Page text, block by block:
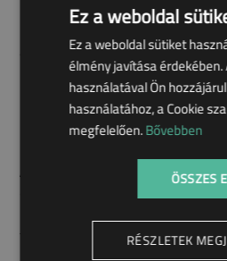
A
SKÁLÁZHATÓ
SZABOTT
A skálázhatóság érdekében
tervezünk hozzá.
Ez a weboldal
Ez a weboldal sütiket
élmény javítása
használatával Ön
használatához, a Cookie
megfelelően.Bővebben
ÖSSZES
RÉSZLETEK